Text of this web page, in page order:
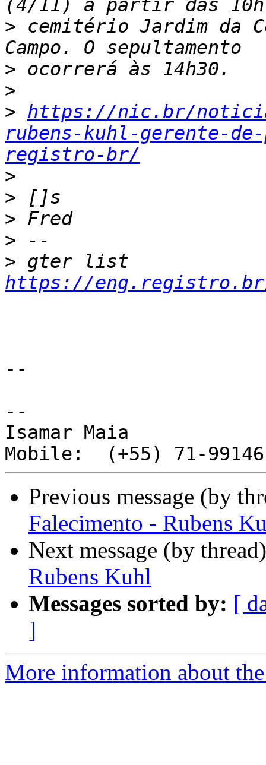
> cemitério Jardim da
>
>
> https://nic.br/
rubens-kuhl-gerente-
registro-br/
>
>
>
>
>
https://
--
--
Isamar Maia
Previous message (by
Falecimento - Rubens
Next message (by
Rubens Kuhl
Messages sorted by: [
]
More information about